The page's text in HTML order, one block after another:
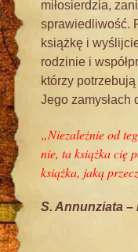
miłosierdzia,
sprawiedliwość.
książkę i
rodzinie i
którzy
Jego zamysłach
„Niezależnie od
nie, ta książka cię
książka, jaką
S. Annunziata –